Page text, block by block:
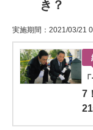
き？
実施期間：2021/03/21
7